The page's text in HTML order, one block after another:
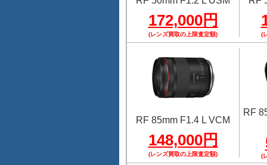
172,000円
(レンズ買取の上限査定額) (
RF 85mm F1.4 L VCM
148,000円
(レンズ買取の上限査定額)
RF
(